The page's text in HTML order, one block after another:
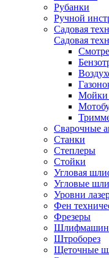
Рубанки
Ручной
Садовая
Садовая
Мойки
Сварочные
Станки
Степлеры
Стойки
Угловая
Угловые
Уровни
Фен
Фрезеры
Шлифмашина
Штроборез
Щеточные